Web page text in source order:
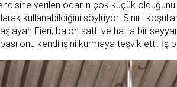
verilen odanın çok küçük
kullanabildiğini söylüyor. Sınırlı
Fieri, balon sattı ve hatta bir
onu kendi işini kurmaya teşvik etti. İş